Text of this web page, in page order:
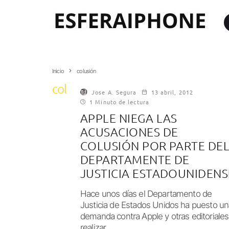
Inicio colusión
colusiónJose A. Segura
13 abril, 2012
1 Minuto de lectura
APPLE NIEGA LAS
ACUSACIONES DE
COLUSIÓN POR PARTE DEL
DEPARTAMENTE DE
JUSTICIA
Hace unos días el Departamento de
Justicia de Estados Unidos ha puesto
demanda contra Apple y otras editoriales